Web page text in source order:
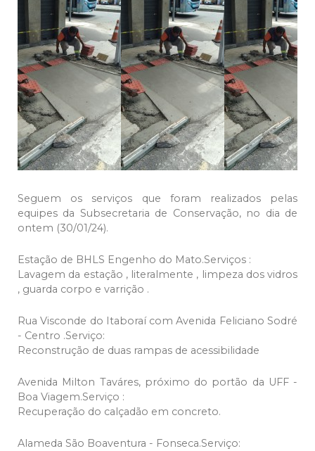
Seguem os serviços que foram realizados pelas
equipes da Subsecretaria de Conservação, no dia de
ontem (30/01/24).
Estação de BHLS Engenho do Mato.Serviços :
Lavagem da estação , literalmente , limpeza dos vidros
, guarda corpo e varrição .
Rua Visconde do Itaboraí com Avenida Feliciano Sodré
- Centro .Serviço:
Reconstrução de duas rampas de acessibilidade
Avenida Milton Taváres, próximo do portão da UFF -
Boa Viagem.Serviço :
Recuperação do calçadão em concreto.
Alameda São Boaventura - Fonseca.Serviço: